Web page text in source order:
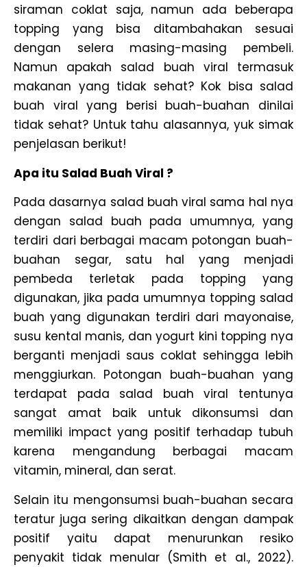
siraman coklat saja, namun ada beberapa
topping yang bisa ditambahakan sesuai
dengan selera masing-masing pembeli.
Namun apakah salad buah viral termasuk
makanan yang tidak sehat? Kok bisa salad
buah viral yang berisi buah-buahan dinilai
tidak sehat? Untuk tahu alasannya, yuk simak
penjelasan berikut!
Apa itu Salad Buah Viral ?
Pada dasarnya salad buah viral sama hal nya
dengan salad buah pada umumnya, yang
terdiri dari berbagai macam potongan buah-
buahan segar, satu hal yang menjadi
pembeda terletak pada topping yang
digunakan, jika pada umumnya topping salad
buah yang digunakan terdiri dari mayonaise,
susu kental manis, dan yogurt kini topping nya
berganti menjadi saus coklat sehingga lebih
menggiurkan. Potongan buah-buahan yang
terdapat pada salad buah viral tentunya
sangat amat baik untuk dikonsumsi dan
memiliki impact yang positif terhadap tubuh
karena mengandung berbagai macam
vitamin, mineral, dan serat.
Selain itu mengonsumsi buah-buahan secara
teratur juga sering dikaitkan dengan dampak
positif yaitu dapat menurunkan resiko
penyakit tidak menular (Smith et al., 2022).